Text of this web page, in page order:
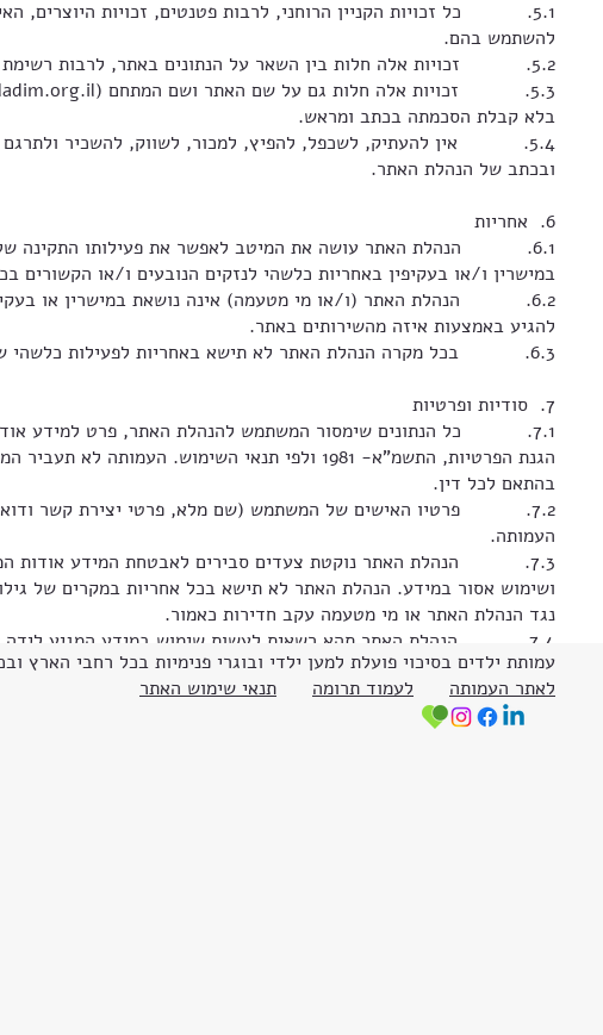
5.1. כל זכויות הקניין הרוחני, לרבות פטנטים, זכויות היוצרים,
להשתמש בהם.
5.2. זכויות אלה חלות בין השאר על הנתונים באתר, לרבות רשימת המוצרים, תאור ועיצוב המוצרים וכל פרט אחר הקשור להפעלתו.
בלא קבלת הסכמתה בכתב ומראש.
5.4. אין להעתיק, לשכפל, להפיץ, למכור, לשווק, להשכיר ולתרגם
ובכתב של הנהלת האתר.
6. אחריות
6.1. הנהלת האתר עושה את המיטב לאפשר את פעילותו התקינה
במישרין ו/או בעקיפין באחריות כלשהי לנזקים הנובעים ו/או
6.2. הנהלת האתר (ו/או מי מטעמה) אינה נושאת במישרין או
להגיע באמצעות איזה מהשירותים באתר.
6.3. בכל מקרה הנהלת האתר לא תישא באחריות לפעילות כלשהי של כל גורם אחר שאינו בשליטתה המלאה.
7. סודיות ופרטיות
7.1. כל הנתונים שימסור המשתמש להנהלת האתר, פרט למידע
הגנת הפרטיות, התשמ"א- 1981 ולפי תנאי
בהתאם לכל דין.
7.2. פרטיו האישים של המשתמש (שם מלא, פרטי יצירת קשר ודואר
העמותה.
7.3. הנהלת האתר נוקטת צעדים סבירים לאבטחת המידע אודות
ושימוש אסור במידע. הנהלת האתר לא תישא בכל אחריות במקרים של
נגד הנהלת האתר או מי מטעמה עקב חדירות כאמור.
7.4. הנהלת האתר תהא רשאית לעשות שימוש במידע המגיע לידה עקב השימוש באתר ובמידע אודות המשתמש לצרכים סטטיסטיים, ללמידת העדפות המשתמש ולשיפור האתר.
7.5. הנהלת האתר תהא רשאית לעשות שימוש ב – “עוגיות” (“cookies”) על מנת לספק למשתמש שירות מהיר ויעיל ולחסוך מהמשתמש את הצורך להזין את פרטיו האישיים בכל כניסה לאתר.
7.6. בקיום מקרים שאינם בשליטתה של העמותה ו/או הנובעים מכח
זה יאבד או אם יעשה בו שימוש לא מורשה.
עמותת ילדים בסיכוי פועלת למען ילדי ובוגרי פנימיות בכל רחבי הארץ
לאתר העמותה
לעמוד תרומה תנאי שימוש האתר